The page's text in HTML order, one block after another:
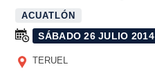
ACUATLÓN
SÁBADO 26 JULIO 2014
TERUEL